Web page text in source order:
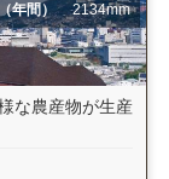
年間）
2134mm
な農産物が生産